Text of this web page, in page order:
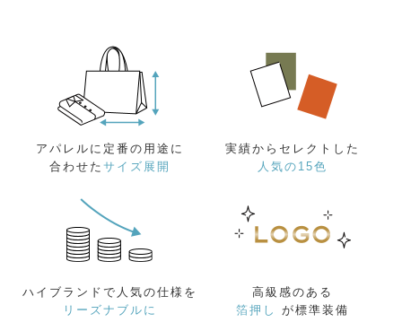
アパレルに定番の用途に
合わせた サイズ展開
実績からセレクトした
人気の15色
ハイブランドで人気の仕様を
リーズナブルに
高級感のある
箔押し
が標準装備